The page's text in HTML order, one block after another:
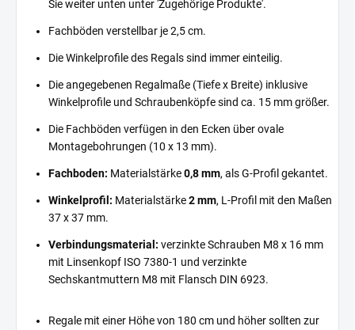
Sie weiter unten unter 'Zugehörige Produkte'.
Fachböden verstellbar je 2,5 cm.
Die Winkelprofile des Regals sind immer einteilig.
Die angegebenen Regalmaße (Tiefe x Breite) inklusive
Winkelprofile und Schraubenköpfe sind ca. 15 mm größer.
Die Fachböden verfügen in den Ecken über ovale
Montagebohrungen (10 x 13 mm).
Fachboden: Materialstärke0,8 mm, als G-Profil gekantet.
Winkelprofil: Materialstärke2 mm, L-Profil mit den Maßen
37 x 37 mm.
Verbindungsmaterial: verzinkte Schrauben M8 x 16 mm
mit Linsenkopf ISO 7380-1 und verzinkte
Sechskantmuttern M8 mit Flansch DIN 6923.
Regale mit einer Höhe von 180 cm und höher sollten zur